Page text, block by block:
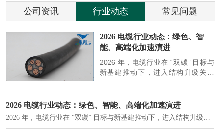
公司资讯 行业动态 常见问题
2026 电缆行业动态：绿色、智
能、高端化加速演进
2026 年，电缆行业在 “双碳” 目标与
新基建推动下，进入结构升级关键
大清晰趋势，市场格局持续优化。
2026 电缆行业动态：绿色、智能、高端化加速演进